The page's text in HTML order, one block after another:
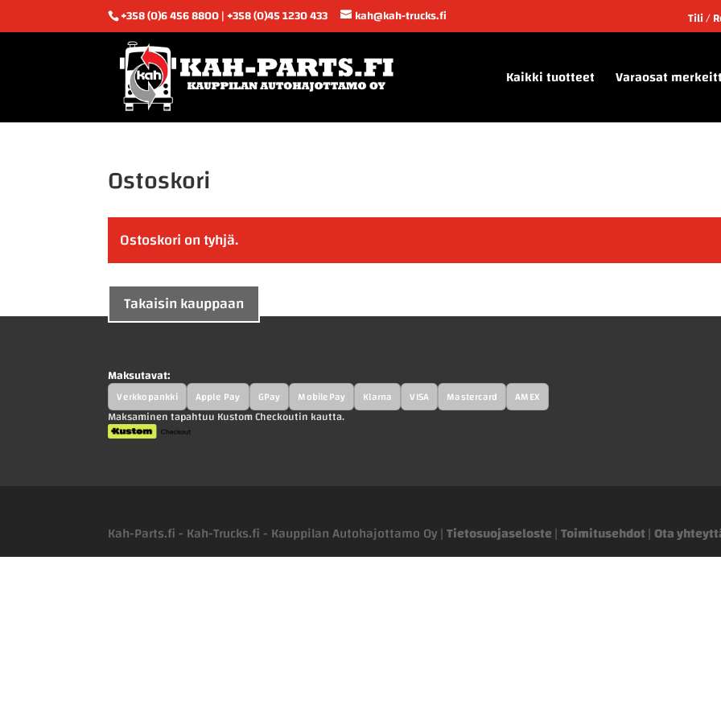
+358 (0)6 456 8800 | +358 (0)45 1230 433 kah@kah-trucks.fi Tili /
Kaikki tuotteet Varaosat
Ostoskori
Ostoskori on tyhjä.
Takaisin kauppaan
Maksutavat:
Verkkopankki Apple Pay GPay MobilePay Klarna VISA Mastercard AMEX
Maksaminen tapahtuu Kustom Checkoutin kautta.
Kah-Parts.fi - Kah-Trucks.fi - Kauppilan Autohajottamo Oy |Tietosuojaseloste|Toimitusehdot|Ota